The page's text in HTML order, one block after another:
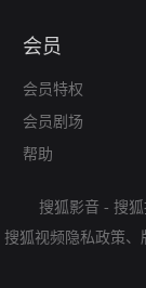
会员
会员特权
会员剧场
帮助
搜狐影音 - 搜
搜狐视频隐私政策、